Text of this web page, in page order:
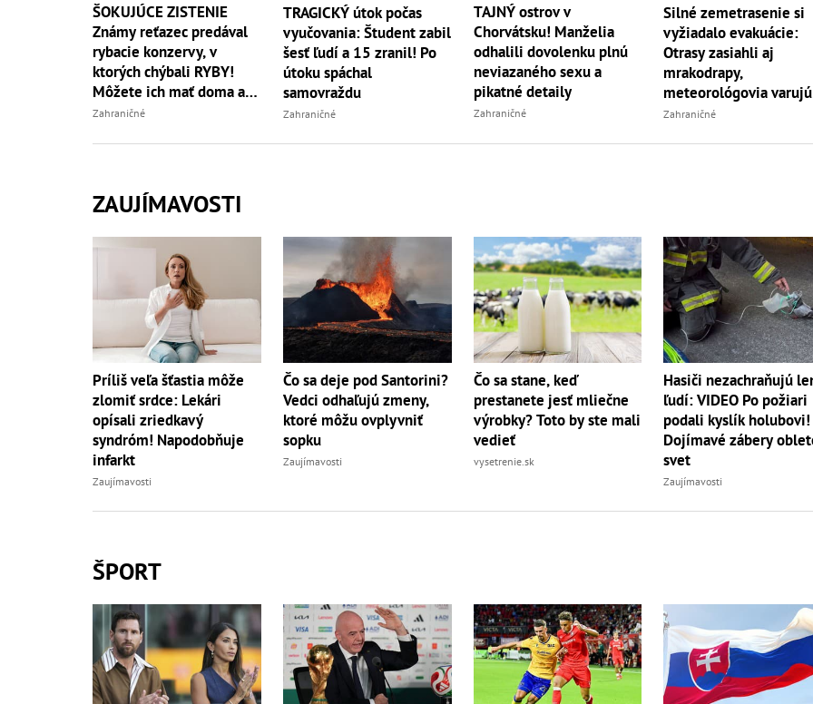
ŠOKUJÚCE ZISTENIE
Známy reťazec predával
rybacie konzervy, v
ktorých chýbali RYBY!
Môžete ich mať doma aj
vy
Zahraničné
TRAGICKÝ útok počas
vyučovania: Študent zabil
šesť ľudí a 15 zranil! Po
útoku spáchal
samovraždu
Zahraničné
TAJNÝ ostrov v
Chorvátsku! Manželia
odhalili dovolenku plnú
neviazaného sexu a
pikatné detaily
Zahraničné
Silné zemetrasenie si
vyžiadalo evakuácie:
Otrasy zasiahli aj
mrakodrapy,
meteorológovia varujú
pred dotrasmi
Zahraničné
ZAUJÍMAVOSTI
Príliš veľa šťastia môže
zlomiť srdce: Lekári
opísali zriedkavý
syndróm! Napodobňuje
infarkt
Zaujímavosti
Čo sa deje pod Santorini?
Vedci odhaľujú zmeny,
ktoré môžu ovplyvniť
sopku
Zaujímavosti
Čo sa stane, keď
prestanete jesť mliečne
výrobky? Toto by ste mali
vedieť
vysetrenie.sk
Hasiči nezachraňujú
ľudí: VIDEO Po požiari
podali kyslík holubovi!
Dojímavé zábery
svet
Zaujímavosti
ŠPORT